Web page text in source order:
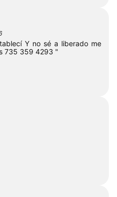
Y no sé a liberado me
735 359 4293 "